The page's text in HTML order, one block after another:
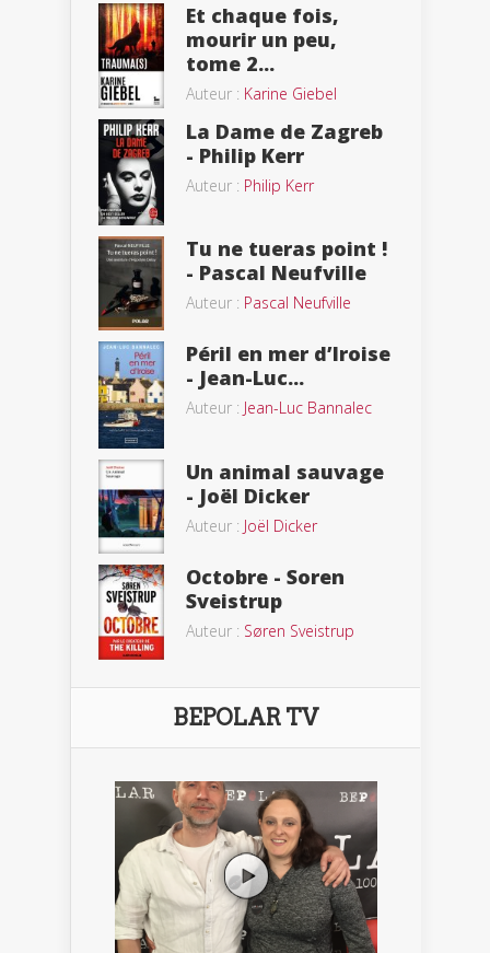
Et chaque fois,
mourir un peu,
tome 2...
Auteur : Karine Giebel
La Dame de Zagreb
- Philip Kerr
Auteur : Philip Kerr
Tu ne tueras point !
- Pascal Neufville
Auteur : Pascal Neufville
Péril en mer d’Iroise
- Jean-Luc...
Auteur : Jean-Luc Bannalec
Un animal sauvage
- Joël Dicker
Auteur : Joël Dicker
Octobre - Soren
Sveistrup
Auteur : Søren Sveistrup
BEPOLAR TV